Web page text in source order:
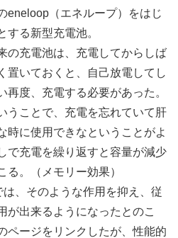
eneloop（エネループ）をはじ
する新型充電池。
の充電池は、充電してからしば
置いておくと、自己放電してし
再度、充電する必要があった。
うことで、充電を忘れていて肝
時に使用できなということがよ
で充電を繰り返すと容量が減少
る。（メモリー効果）
、そのような作用を抑え、従
が出来るようになったとのこ
ページをリンクしたが、性能的